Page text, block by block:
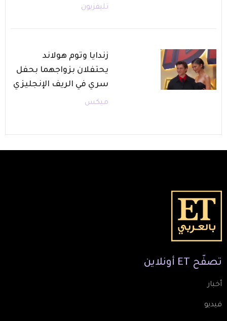
تليفزيون
زندايا وتوم هولاند
يحتفلان بزواجهما بحفل
سري في الريف الإنجليزي
ميكس
تصفّح ET أونلاين
أخبار
فيديو